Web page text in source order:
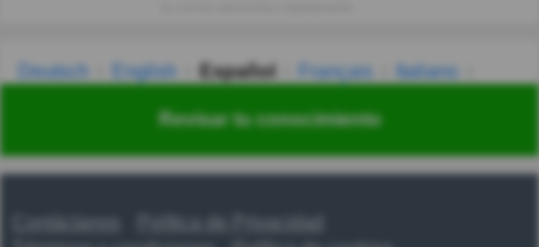
Revisar tu conocimiento
Deutsch English Español Français
Italiano
Українська हिन्दी 한국어 汉语
Contáctanos
Política de Privacidad